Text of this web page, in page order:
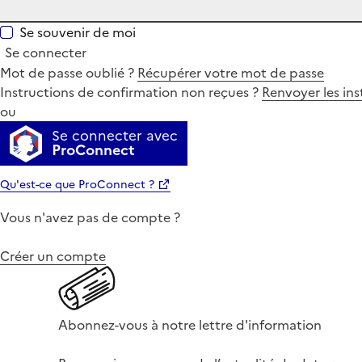
Se souvenir de moi
Se connecter
Mot de passe oublié ? Récupérer votre mot de passe
Instructions de confirmation non reçues ? Renvoyer les
ou
Se connecter avec
ProConnect
Qu'est-ce que ProConnect ?
Vous n'avez pas de compte ?
Créer un compte
Abonnez-vous à notre lettre d'information